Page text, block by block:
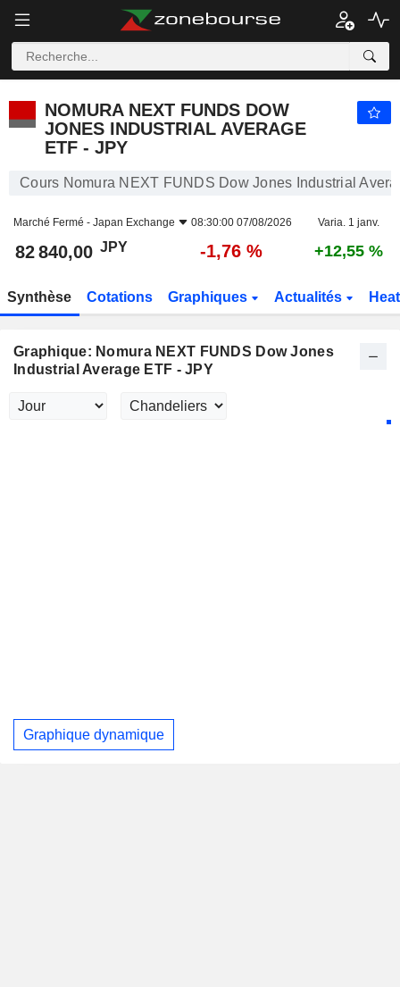
NOMURA NEXT FUNDS DOW
JONES INDUSTRIAL AVERAGE
ETF - JPY
Cours Nomura NEXT FUNDS Dow Jones Industrial
Marché Fermé - Japan Exchange 08:30:00 07/08/2026 Varia. 1 janv.
82 840,00 JPY -1,76 % +12,55 %
Synthèse Cotations Graphiques Actualités
Graphique: Nomura NEXT FUNDS Dow Jones
Industrial Average ETF - JPY
Graphique dynamique